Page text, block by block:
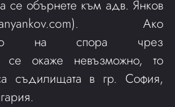
се обърнете към адв. Янков
). Ако
на спора чрез
се окаже невъзможно, то
съдилищата в гр. София,